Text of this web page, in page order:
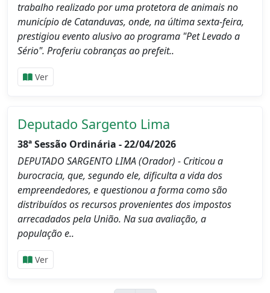
trabalho realizado por uma protetora de animais no
município de Catanduvas, onde, na última sexta-feira,
prestigiou evento alusivo ao programa "Pet Levado a
Sério". Proferiu cobranças ao prefeit..
Ver
Deputado Sargento Lima
38ª Sessão Ordinária - 22/04/2026
DEPUTADO SARGENTO LIMA (Orador) - Criticou a
burocracia, que, segundo ele, dificulta a vida dos
empreendedores, e questionou a forma como são
distribuídos os recursos provenientes dos impostos
arrecadados pela União. Na sua avaliação, a
população e..
Ver